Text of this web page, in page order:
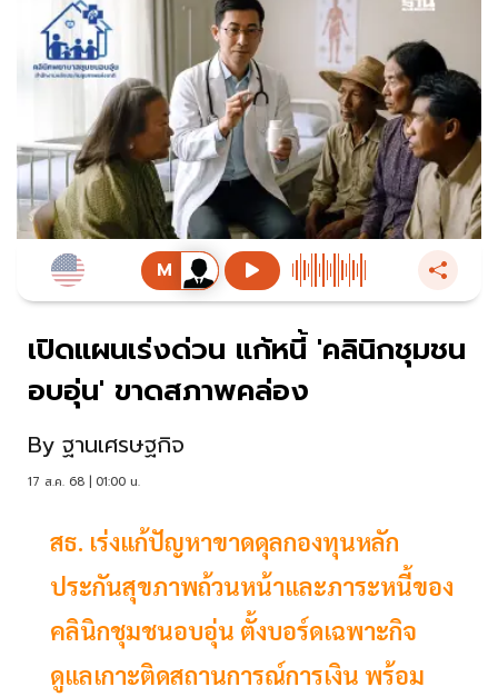
เปิดแผนเร่งด่วน แก้หนี้ 'คลินิกชุมชน
อบอุ่น' ขาดสภาพคล่อง
By ฐานเศรษฐกิจ
17 ส.ค. 68 | 01:00 น.
สธ. เร่งแก้ปัญหาขาดดุลกองทุนหลัก
ประกันสุขภาพถ้วนหน้าและภาระหนี้ของ
คลินิกชุมชนอบอุ่น ตั้งบอร์ดเฉพาะกิจ
ดูแลเกาะติดสถานการณ์การเงิน พร้อม